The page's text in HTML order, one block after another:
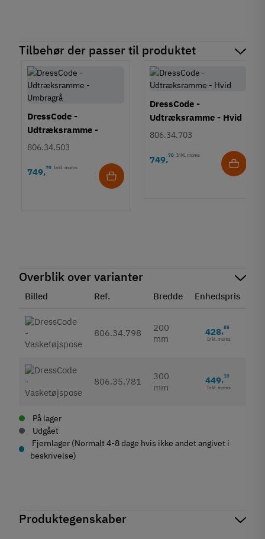
Tilbehør der passer til produktet
DressCode -
Udtræksramme -
Umbragrå
806.34.503
749,70 Inkl. moms
DressCode -
Udtræksramme - Hvid
806.34.703
749,70 Inkl. moms
Overblik over varianter
Billed Ref. Bredde Enhedspris
806.34.798
200
mm
428,85
Inkl. moms
806.35.781
300
mm
449,10
Inkl. moms
På lager
Udgået
Fjernlager (Normalt 4-8 dage hvis ikke andet angivet i
beskrivelse)
Produktegenskaber